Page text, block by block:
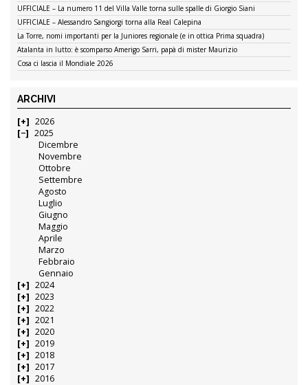
UFFICIALE – La numero 11 del Villa Valle torna sulle spalle di Giorgio Siani
UFFICIALE – Alessandro Sangiorgi torna alla Real Calepina
La Torre, nomi importanti per la Juniores regionale (e in ottica Prima squadra)
Atalanta in lutto: è scomparso Amerigo Sarri, papà di mister Maurizio
Cosa ci lascia il Mondiale 2026
ARCHIVI
2026
2025
Dicembre
Novembre
Ottobre
Settembre
Agosto
Luglio
Giugno
Maggio
Aprile
Marzo
Febbraio
Gennaio
2024
2023
2022
2021
2020
2019
2018
2017
2016